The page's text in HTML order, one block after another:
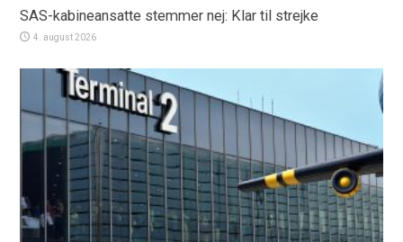
SAS-kabineansatte stemmer nej: Klar til strejke
4. august 2026